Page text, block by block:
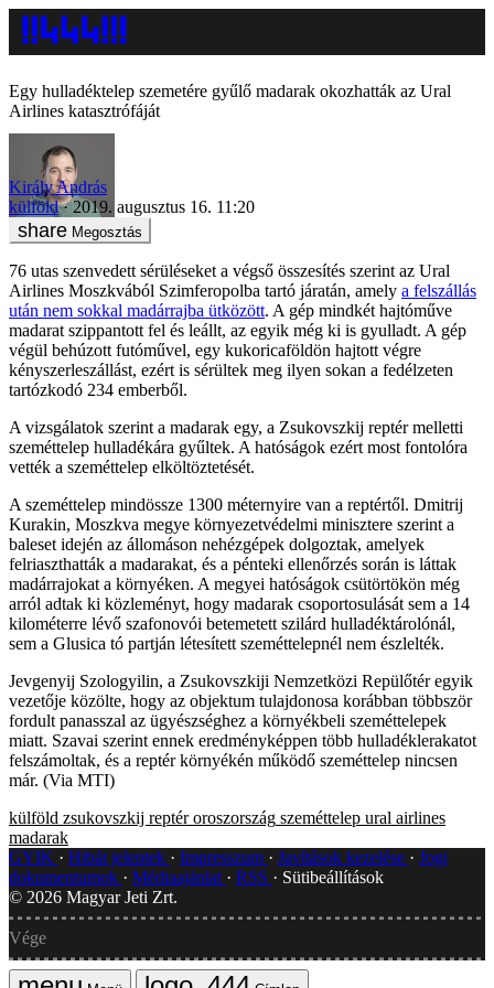
Egy hulladéktelep szemetére gyűlő madarak okozhatták az Ural
Airlines katasztrófáját
Király András
külföld
2019. augusztus 16. 11:20
Megosztás
76 utas szenvedett sérüléseket a végső összesítés szerint az Ural
Airlines Moszkvából Szimferopolba tartó járatán, amely a felszállás
után nem sokkal madárrajba ütközött. A gép mindkét hajtóműve
madarat szippantott fel és leállt, az egyik még ki is gyulladt. A gép
végül behúzott futóművel, egy kukoricaföldön hajtott végre
kényszerleszállást, ezért is sérültek meg ilyen sokan a fedélzeten
tartózkodó 234 emberből.
A vizsgálatok szerint a madarak egy, a Zsukovszkij reptér melletti
szeméttelep hulladékára gyűltek. A hatóságok ezért most fontolóra
vették a szeméttelep elköltöztetését.
A szeméttelep mindössze 1300 méternyire van a reptértől. Dmitrij
Kurakin, Moszkva megye környezetvédelmi minisztere szerint a
baleset idején az állomáson nehézgépek dolgoztak, amelyek
felriaszthatták a madarakat, és a pénteki ellenőrzés során is láttak
madárrajokat a környéken. A megyei hatóságok csütörtökön még
arról adtak ki közleményt, hogy madarak csoportosulását sem a 14
kilométerre lévő szafonovói betemetett szilárd hulladéktárolónál,
sem a Glusica tó partján létesített szeméttelepnél nem észlelték.
Jevgenyij Szologyilin, a Zsukovszkiji Nemzetközi Repülőtér egyik
vezetője közölte, hogy az objektum tulajdonosa korábban többször
fordult panasszal az ügyészséghez a környékbeli szeméttelepek
miatt. Szavai szerint ennek eredményképpen több hulladéklerakatot
felszámoltak, és a reptér környékén működő szeméttelep nincsen
már. (Via MTI)
külföld zsukovszkij reptér oroszország szeméttelep ural airlines
madarak
GYIK
Hibát jelentek Impresszum Javítások kezelése
Jogi
dokumentumok
Médiaajánlat RSS
Sütibeállítások
© 2026 Magyar Jeti Zrt.
Vége